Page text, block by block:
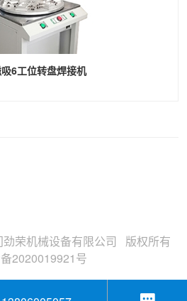
6工位转盘焊接机
荣机械设备有限公司 版权所有
2020019921号